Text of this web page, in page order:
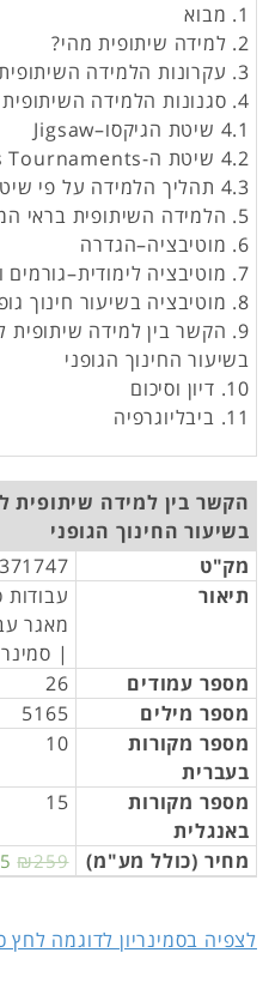
1. מבוא
2. למידה שיתופית מהי?
3. עקרונות הלמידה השיתופית
4. סגנונות הלמידה השיתופית
4.1 שיטת הגיקסו–Jigsaw
4.2 שיטת ה-TGT-Teams Games Tournaments
4.3 תהליך הלמידה על פי שיטת ה-STAD
5. הלמידה השיתופית בראי המחקר
6. מוטיבציה–הגדרה
7. מוטיבציה לימודית–גורמים ומאפיינים
8. מוטיבציה בשיעור חינוך גופני
9. הקשר בין למידה שיתופית
בשיעור החינוך הגופני
10. דיון וסיכום
11. ביבליוגרפיה
הקשר בין למידה שיתופית
בשיעור החינוך הגופני
מק"ט
תיאור
עבודות
מאגר
|
מספר עמודים
26
מספר מילים
5165
מספר מקורות
בעברית
10
מספר מקורות
באנגלית
15
מחיר (כולל מע"מ) ₪259
לצפיה בסמינריון לדוגמה לחץ